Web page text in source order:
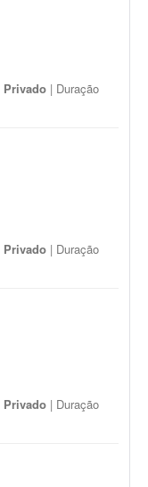
Privado | Duração
Privado | Duração
Privado | Duração